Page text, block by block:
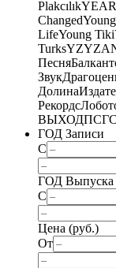
Plakcılık
ChangedYoung
LifeYoung Tiki
TurksYZY
Песня
Звук
Долина
Рекордс
ВЫХОДПСГ
ГОД Записи
С
ГОД Выпуска
С
Цена (руб.)
От